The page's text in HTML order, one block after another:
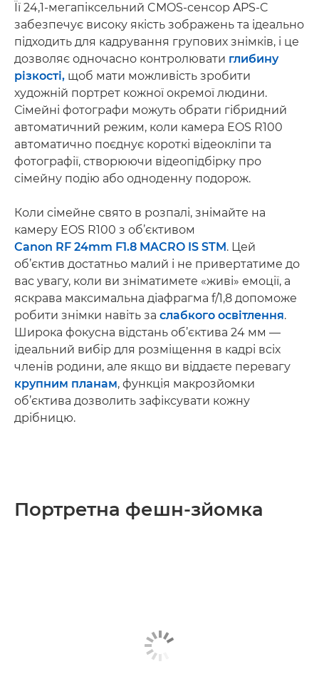
Її 24,1-мегапіксельний CMOS-сенсор APS-C
забезпечує високу якість зображень та ідеально
підходить для кадрування групових знімків, і це
дозволяє одночасно контролювати глибину
різкості, щоб мати можливість зробити
художній портрет кожної окремої людини.
Сімейні фотографи можуть обрати гібридний
автоматичний режим, коли камера EOS R100
автоматично поєднує короткі відеокліпи та
фотографії, створюючи відеопідбірку про
сімейну подію або одноденну подорож.
Коли сімейне свято в розпалі, знімайте на
камеру EOS R100 з об’єктивом
Canon RF 24mm F1.8 MACRO IS STM. Цей
об’єктив достатньо малий і не привертатиме до
вас увагу, коли ви зніматимете «живі» емоції, а
яскрава максимальна діафрагма f/1,8 допоможе
робити знімки навіть за слабкого освітлення.
Широка фокусна відстань об’єктива 24 мм —
ідеальний вибір для розміщення в кадрі всіх
членів родини, але якщо ви віддаєте перевагу
крупним планам, функція макрозйомки
об’єктива дозволить зафіксувати кожну
дрібницю.
Портретна фешн-зйомка